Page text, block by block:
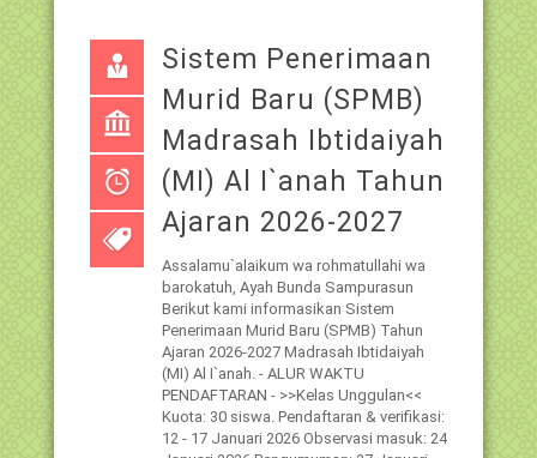
Sistem Penerimaan
Murid Baru (SPMB)
Madrasah Ibtidaiyah
(MI) Al I`anah Tahun
Ajaran 2026-2027
Assalamu`alaikum wa rohmatullahi wa
barokatuh, Ayah Bunda Sampurasun
Berikut kami informasikan Sistem
Penerimaan Murid Baru (SPMB) Tahun
Ajaran 2026-2027 Madrasah Ibtidaiyah
(MI) Al I`anah. - ALUR WAKTU
PENDAFTARAN - >>Kelas Unggulan<<
Kuota: 30 siswa. Pendaftaran & verifikasi:
12 - 17 Januari 2026 Observasi masuk: 24